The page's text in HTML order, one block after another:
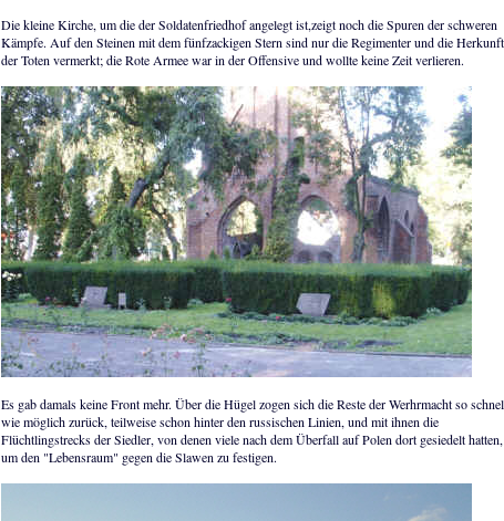
Die kleine Kirche, um die der Soldatenfriedhof angelegt ist,zeigt noch die Spuren der schweren
Kämpfe. Auf den Steinen mit dem fünfzackigen Stern sind nur die Regimenter und die Herkunft
der Toten vermerkt; die Rote Armee war in der Offensive und wollte keine Zeit verlieren.
Es gab damals keine Front mehr. Über die Hügel zogen sich die Reste der Werhrmacht so
wie möglich zurück, teilweise schon hinter den russischen Linien, und mit ihnen die
Flüchtlingstrecks der Siedler, von denen viele nach dem Überfall auf Polen dort gesiedelt hatten,
um den "Lebensraum" gegen die Slawen zu festigen.